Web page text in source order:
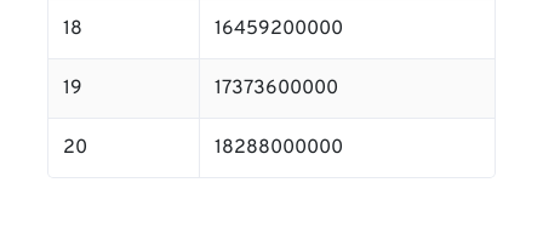
18 16459200000
19 17373600000
20 18288000000